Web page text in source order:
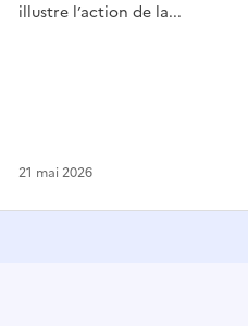
illustre l’action de la...
21 mai 2026